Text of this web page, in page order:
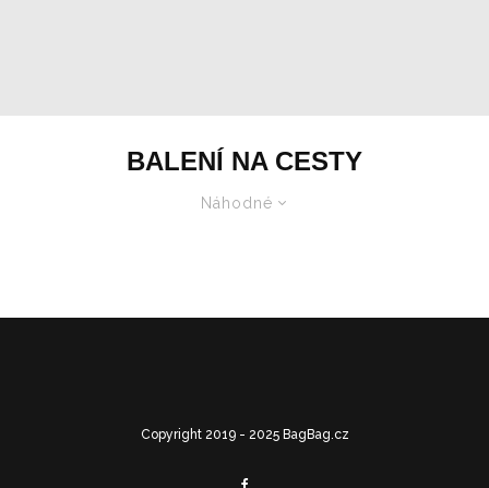
BALENÍ NA CESTY
Náhodné
Copyright 2019 - 2025 BagBag.cz